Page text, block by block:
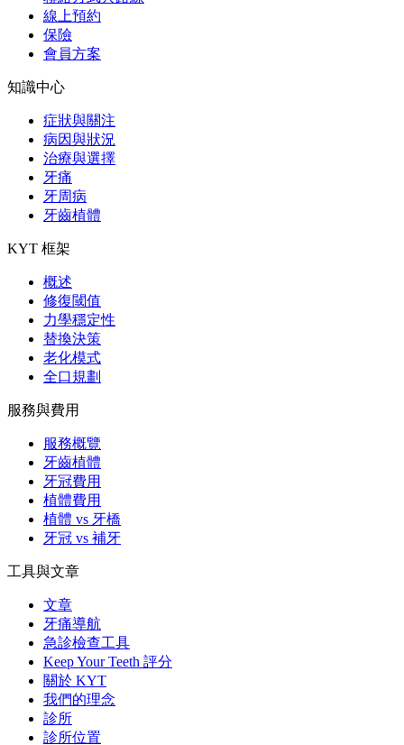
線上預約
保險
會員方案
知識中心
症狀與關注
病因與狀況
治療與選擇
牙痛
牙周病
牙齒植體
KYT 框架
概述
修復閾值
力學穩定性
替換決策
老化模式
全口規劃
服務與費用
服務概覽
牙齒植體
牙冠費用
植體費用
植體 vs 牙橋
牙冠 vs 補牙
工具與文章
文章
牙痛導航
急診檢查工具
Keep Your Teeth 評分
關於 KYT
我們的理念
診所
診所位置